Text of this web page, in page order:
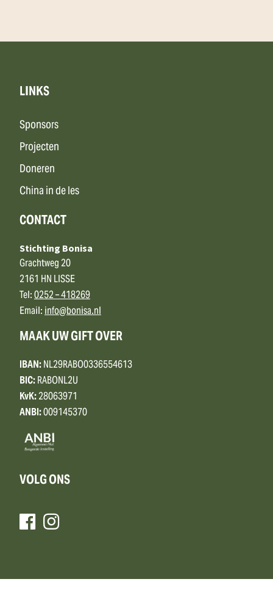
LINKS
Sponsors
Projecten
Doneren
China in de les
CONTACT
Stichting Bonisa
Grachtweg 20
2161 HN LISSE
Tel:0252 – 418269
Email:info@bonisa.nl
MAAK UW GIFT OVER
IBAN:NL29RABO0336554613
BIC:RABONL2U
KvK:28063971
ANBI:009145370
VOLG ONS